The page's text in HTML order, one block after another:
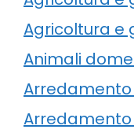
Agricoltura e
Animali